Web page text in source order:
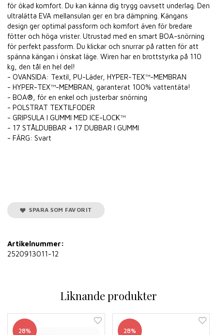
för ökad komfort. Du kan känna dig trygg oavsett underlag. Den
ultralätta EVA mellansulan ger en bra dämpning. Kängans
design ger optimal passform och komfort även för bredare
fötter och höga vrister. Utrustad med en smart BOA-snörning
för perfekt passform. Du klickar och snurrar på ratten för att
spänna kängan i önskat läge. Wiren har en brottstyrka på 110
kg, den tål en hel del!
- OVANSIDA: Textil, PU-Läder, HYPER-TEX™-MEMBRAN
- HYPER-TEX™-MEMBRAN, garanterat 100% vattentäta!
- BOA®, för en enkel och justerbar snörning
- POLSTRAT TEXTILFODER
- GRIPSULA I GUMMI MED ICE-LOCK™
- 17 STÅLDUBBAR + 17 DUBBAR I GUMMI
- FÄRG: Svart
SPARA SOM FAVORIT
Artikelnummer:
2520913011-12
Liknande produkter
28% 28%